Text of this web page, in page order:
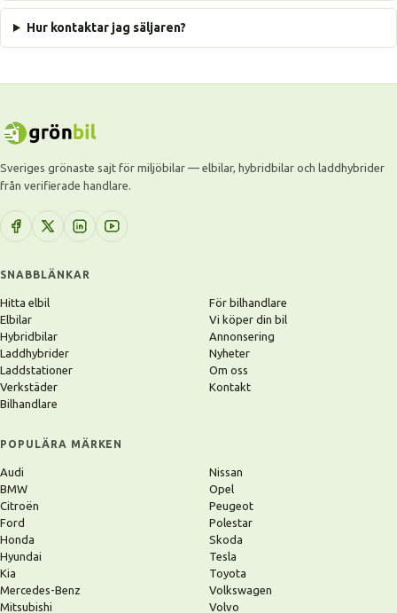
Hur kontaktar jag säljaren?
Sveriges grönaste sajt för miljöbilar — elbilar, hybridbilar och laddhybrider
från verifierade handlare.
SNABBLÄNKAR
Hitta elbil
Elbilar
Hybridbilar
Laddhybrider
Laddstationer
Verkstäder
Bilhandlare
För bilhandlare
Vi köper din bil
Annonsering
Nyheter
Om oss
Kontakt
POPULÄRA MÄRKEN
Audi
BMW
Citroën
Ford
Honda
Hyundai
Kia
Mercedes-Benz
Mitsubishi
Nissan
Opel
Peugeot
Polestar
Skoda
Tesla
Toyota
Volkswagen
Volvo